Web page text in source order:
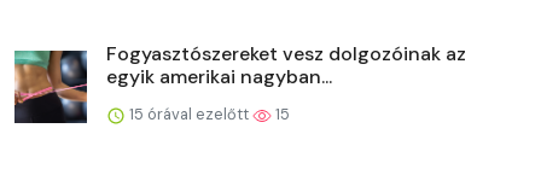
Fogyasztószereket vesz dolgozóinak az
egyik amerikai nagyban...
15 órával ezelőtt 15